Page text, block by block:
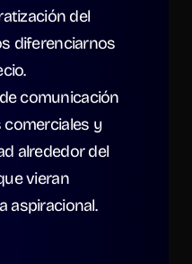
del
diferenciarnos
comunicación
y
alrededor del
vieran
aspiracional.